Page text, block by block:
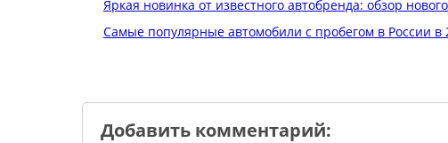
Яркая новинка от известного автобренда: обзор
Самые популярные автомобили с пробегом в России
Добавить комментарий: